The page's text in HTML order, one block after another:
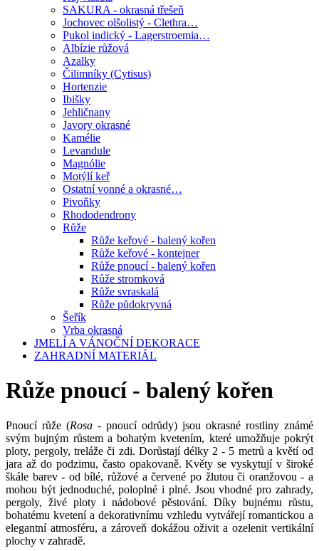
SAKURA - okrasná třešeň
Jochovec olšolistý - Clethra…
Pukol indický - Lagerstroemia…
Albízie růžová
Azalky
Čilimníky (Cytisus)
Hortenzie
Ibišky
Jehličnany
Javory okrasné
Kamélie
Levandule
Magnólie
Motýlí keř
Ostatní vonné a okrasné…
Pivoňky
Rhododendrony
Růže
Růže keřové - balený kořen
Růže keřové - kontejner
Růže pnoucí - balený kořen
Růže stromková
Růže svraskalá
Růže půdokryvná
Šeřík
Vrba okrasná
JMELÍ A VÁNOČNÍ DEKORACE
ZAHRADNÍ MATERIÁL
Růže pnoucí - balený kořen
Pnoucí růže (Rosa - pnoucí odrůdy) jsou okrasné rostliny známé
svým bujným růstem a bohatým kvetením, které umožňuje pokrýt
ploty, pergoly, treláže či zdi. Dorůstají délky 2 - 5 metrů a květí od
jara až do podzimu, často opakovaně. Květy se vyskytují v široké
škále barev - od bílé, růžové a červené po žlutou či oranžovou - a
mohou být jednoduché, poloplné i plné. Jsou vhodné pro zahrady,
pergoly, živé ploty i nádobové pěstování. Díky bujnému růstu,
bohatému kvetení a dekorativnímu vzhledu vytvářejí romantickou a
elegantní atmosféru, a zároveň dokážou oživit a ozelenit vertikální
plochy v zahradě.